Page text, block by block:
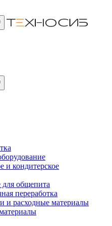
и кондитерское
общепита
переработка
и расходные материалы